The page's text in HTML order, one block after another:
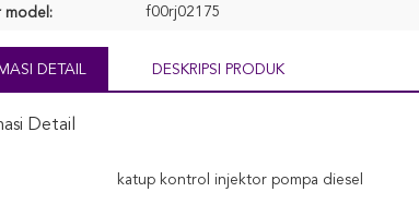
model: f00rj02175
DETAIL DESKRIPSI PRODUK
Detail
katup kontrol injektor pompa diesel